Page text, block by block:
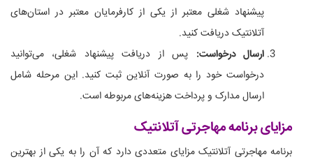
پیشنهاد شغلی معتبر از یکی از کارفرمایان معتبر در استان‌های
آتلانتیک دریافت کنید.
ارسال درخواست: پس از دریافت پیشنهاد شغلی، می‌توانید
درخواست خود را به صورت آنلاین ثبت کنید. این مرحله شامل
ارسال مدارک و پرداخت هزینه‌های مربوطه است.
مزایای برنامه مهاجرتی آتلانتیک
برنامه مهاجرتی آتلانتیک مزایای متعددی دارد که آن را به یکی از بهترین